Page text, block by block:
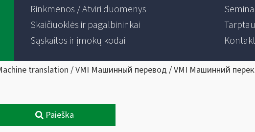
Rinkmenos / Atviri duomenys
Skaičiuoklės ir pagalbininkai
Sąskaitos ir įmokų kodai
translation / VMI Машинный перевод / VMI Машинний
Paieška